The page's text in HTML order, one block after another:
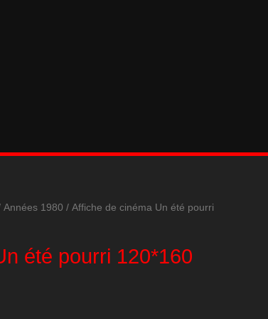
Années 1980 / Affiche de cinéma Un été pourri
été pourri 120*160